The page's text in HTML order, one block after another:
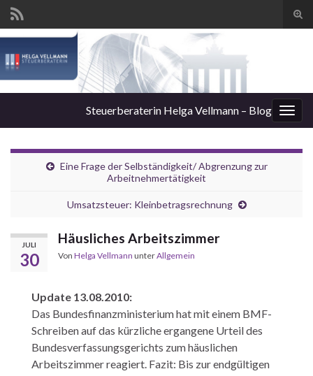
Steuerberaterin Helga Vellmann – Blog
Eine Frage der Selbständigkeit/ Abgrenzung zur
Arbeitnehmertätigkeit
Umsatzsteuer: Kleinbetragsrechnung
JULI
30
Häusliches Arbeitszimmer
Von Helga Vellmann unterAllgemein
Update 13.08.2010:
Das Bundesfinanzministerium hat mit einem BMF-
Schreiben auf das kürzliche ergangene Urteil des
Bundesverfassungsgerichts zum häuslichen
Arbeitszimmer reagiert. Fazit: Bis zur endgültigen